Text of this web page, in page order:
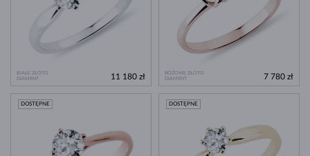
BIAŁE ZŁOTO
DIAMENT
11 180 zł
RÓŻOWE ZŁOTO
DIAMENT
7 780 zł
DOSTĘPNE DOSTĘPNE